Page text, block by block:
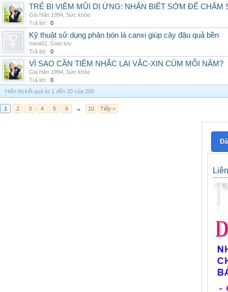
TRẺ BỊ VIÊM MŨI DỊ ỨNG: NHẬN BIẾT SỚM ĐỂ CHĂM
Gia Hân 1994 Sức khỏe
Trả lời:
0
Kỹ thuật sử dụng phân bón lá canxi giúp cây đậu quả bền
nana01
Giao lưu
Trả lời:
0
VÌ SAO CẦN TIÊM NHẮC LẠI VẮC-XIN CÚM MỖI NĂM?
Gia Hân 1994 Sức khỏe
Trả lời:
0
Hiển thị kết quả từ 1 đến 20 của 200
1 2 3 4 5 6 → 10 Tiếp >